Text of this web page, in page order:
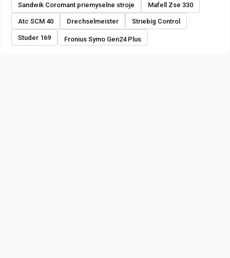
Sandwik Coromant priemyselne stroje Mafell Zse 330
Atc SCM 40 Drechselmeister Striebig Control
Studer 169 Fronius Symo Gen24 Plus